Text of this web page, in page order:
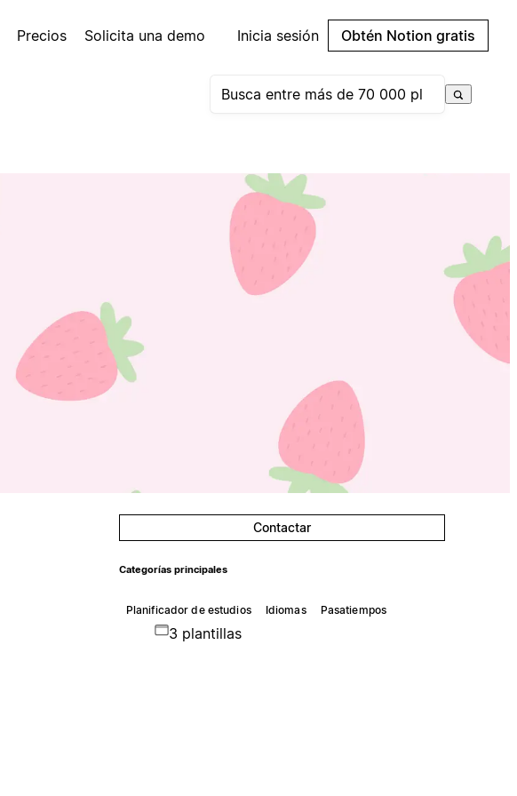
Precios Solicita una demo Inicia sesión Obtén Notion gratis
Contactar
Categorías principales
Planificador de estudios Idiomas Pasatiempos
3 plantillas